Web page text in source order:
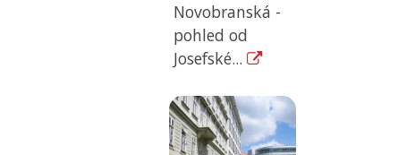
Novobranská -
pohled od
Josefské...